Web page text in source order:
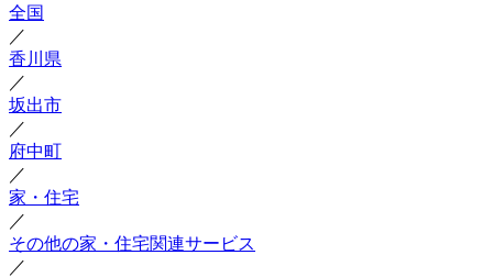
全国
／
香川県
／
坂出市
／
府中町
／
家・住宅
／
その他の家・住宅関連サービス
／